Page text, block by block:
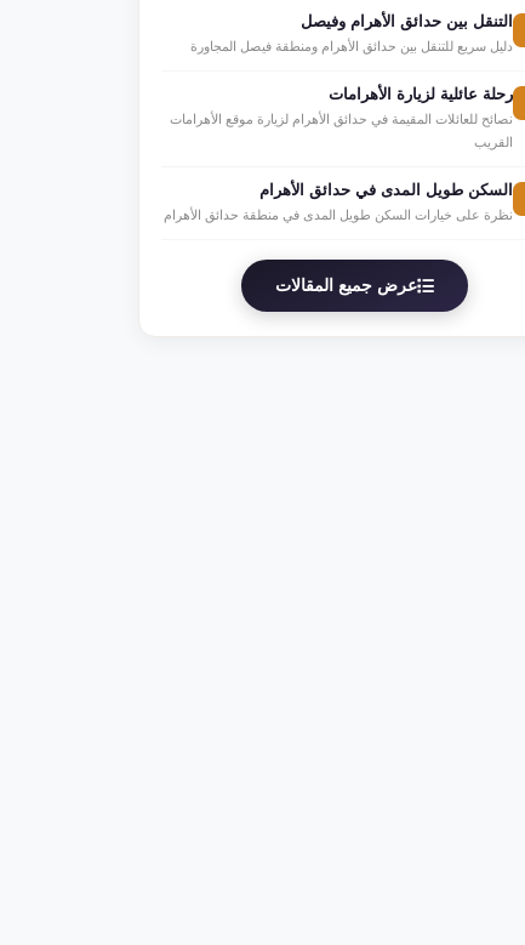
التنقل بين حدائق الأهرام وفيصل
دليل سريع للتنقل بين حدائق الأهرام ومنطقة فيصل المجاورة
رحلة عائلية لزيارة الأهرامات
نصائح للعائلات المقيمة في حدائق الأهرام لزيارة موقع الأهرامات
القريب
السكن طويل المدى في حدائق الأهرام
نظرة على خيارات السكن طويل المدى في منطقة حدائق الأهرام
عرض جميع المقالات